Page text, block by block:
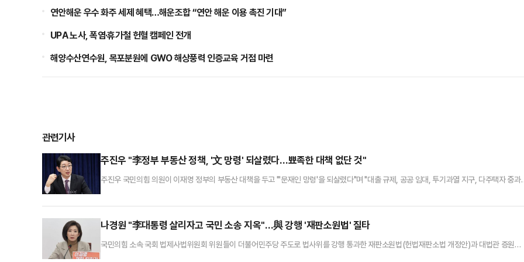
연안해운 우수 화주 세제 혜택…해운조합 “연안 해운 이용 촉진 기대”
UPA 노사, 폭염·휴가철 헌혈 캠페인 전개
해양수산연수원, 목포분원에 GWO 해상풍력 인증교육 거점 마련
관련기사
주진우 "李정부 부동산 정책, '文 망령' 되살렸다…뾰족한 대책 없단 것"
주진우 국민의힘 의원이 이재명 정부의 부동산 대책을 두고 "'문재인 망령'을 되살렸다"며 "대출 규제, 공공 임대, 투기과열 지구, 다주택자 중과
이같이 지적했다.주 의원은 "연일 쏟아낸 이재명 대통령의 SNS는 정부가 뾰족한 대책이 없다는 뜻으로 비친다"며 "임대사업자는 빌라·오피스
나경원 "李대통령 살리자고 국민 소송 지옥"…與 강행 '재판소원법' 질타
국민의힘 소속 국회 법제사법위원회 위원들이 더불어민주당 주도로 법사위를 강행 통과한 재판소원법(헌법재판소법 개정안)과 대법관 증원법